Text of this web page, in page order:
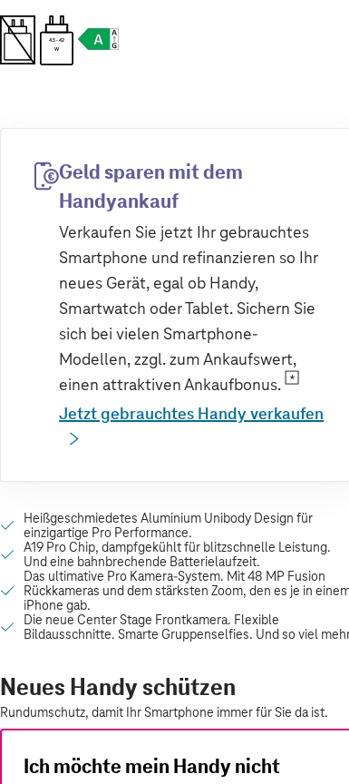
4.5 - 42
W
Geld sparen mit dem
Handyankauf
Verkaufen Sie jetzt Ihr gebrauchtes
Smartphone und refinanzieren so Ihr
neues Gerät, egal ob Handy,
Smartwatch oder Tablet. Sichern Sie
sich bei vielen Smartphone-
Modellen, zzgl. zum Ankaufswert,
einen attraktiven Ankaufbonus.
Jetzt gebrauchtes Handy verkaufen
Neues Handy schützen
Rundumschutz, damit Ihr Smartphone immer für Sie da ist.
Ich möchte mein Handy nicht